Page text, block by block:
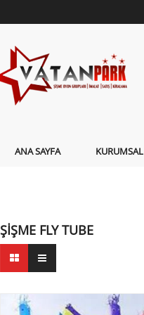
ANA SAYFA KURUMSAL
ŞIŞME FLY TUBE